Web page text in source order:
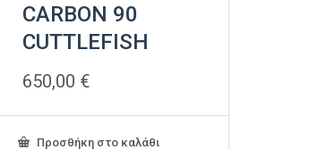
CARBON 90
CUTTLEFISH
650,00 €
Προσθήκη στο καλάθι